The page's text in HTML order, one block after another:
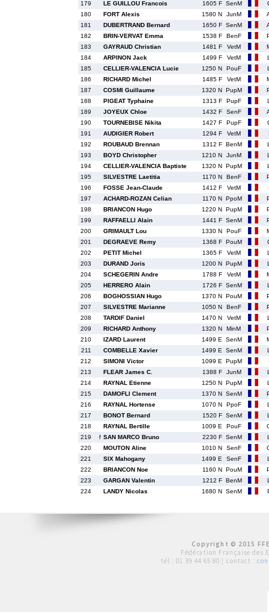
179 LE GUILLOU Francois 1605 F SenM
180
FORT Alexis 1580 N JunM
181
DUBERTRAND Bernard 1650 F SenM
182
BRIN-VERVAT Emma 1538 F BenF
183
GAYRAUD Christian 1481 F VetM
184
ARPINON Jack 1499 F VetM
185
CELLIER-VALENCIA Lucie 1250 N PouF
186
RICHARD Michel 1485 F VetM
187
COSMI Guillaume 1320 N PupM
188
PIGEAT Typhaine 1313 F PupF
189
JOYEUX Chloe 1432 F SenF
190
TOURNEBISE Nikita 1427 F PupF
191
AUDIGIER Robert 1294 F VetM
192
ROUBAUD Brennan 1312 F BenM
193
BOYD Christopher 1210 N JunM
194
CELLIER-VALENCIA Baptiste 1320 N PupM
195
SILVESTRE Laetitia 1170 N BenF
196
FOSSE Jean-Claude 1412 F VetM
197
ACHARD-ROZAN Celian 1170 N PpoM
198
BRIANCON Hugo 1220 N PupM
199
RAFFAELLI Alain 1441 F SenM
200
GRIMAULT Lou 1330 N PouF
201
DEGRAEVE Remy 1368 F PouM
202
PETIT Michel 1365 F VetM
203
DURAND Joris 1200 N PupM
204
SCHEGERIN Andre 1788 F VetM
205
HERRERO Alain 1726 F SenM
206
BOGHOSSIAN Hugo 1370 N PouM
207
SILVESTRE Marianne 1050 N BenF
208
TARDIF Daniel 1470 N VetM
209
RICHARD Anthony 1320 N MinM
210
IZARD Laurent 1499 E SenM
211
COMBELLE Xavier 1499 E SenM
212
SIMONI Victor 1099 E PupM
213
FLEAR James C. 1388 F JunM
214
RAYNAL Etienne 1250 N PupM
215
DAMOFLI Clement 1370 N SenM
216
RAYNAL Hortense 1070 N PpoF
217
BONOT Bernard 1520 F SenM
218
RAYNAL Bertille 1009 E PouF
219
f SAN MARCO Bruno 2230 F SenM
220
MOUTON Aline 1010 N SenF
221
SIX Mahogany 1499 E SenF
222
BRIANCON Noe 1160 N PouM
223
GARGAN Valentin 1212 F BenM
224
LANDY Nicolas 1680 N SenM
Copyright © 2015
Fédération Française des
tél : 01 39 44 65 80 | contact :